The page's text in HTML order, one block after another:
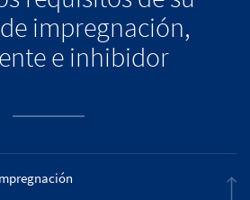
impregnación,
e inhibidor